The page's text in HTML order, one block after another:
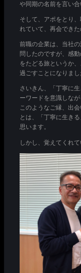
や同期の名前を言い
そして、アポをとり
れていて、再会できた
前職の企業は、当社
問したのですが、感
をたどる旅というか
過ごすことになりまし
さいきん、「丁寧に
ーワードを意識しな
このようなご縁、出
とは、「丁寧に生き
思います。
しかし、覚えてくれて